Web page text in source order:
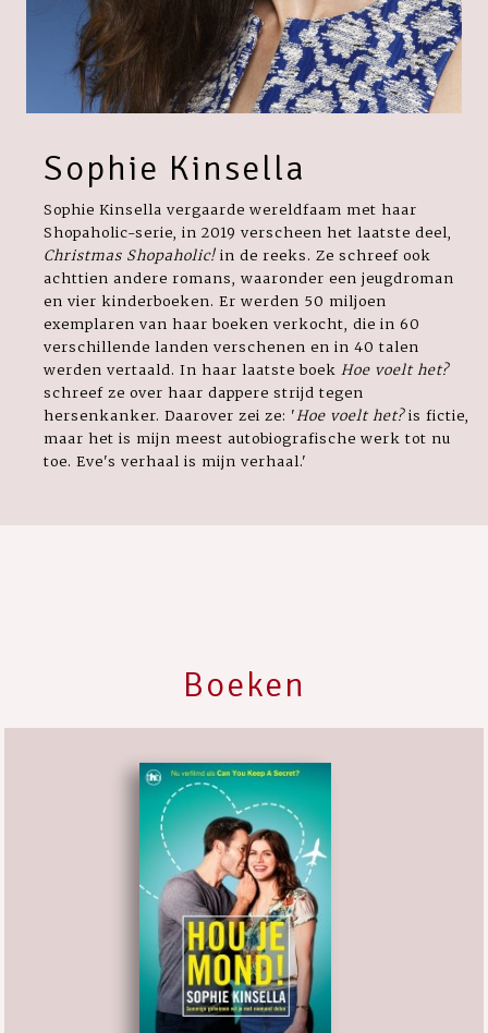
Sophie Kinsella
Sophie Kinsella vergaarde wereldfaam met haar
Shopaholic-serie, in 2019 verscheen het laatste deel,
Christmas Shopaholic! in de reeks. Ze schreef ook
achttien andere romans, waaronder een jeugdroman
en vier kinderboeken. Er werden 50 miljoen
exemplaren van haar boeken verkocht, die in 60
verschillende landen verschenen en in 40 talen
werden vertaald. In haar laatste boek Hoe voelt het?
schreef ze over haar dappere strijd tegen
hersenkanker. Daarover zei ze: ' Hoe voelt het?is fictie,
maar het is mijn meest autobiografische werk tot nu
toe. Eve's verhaal is mijn verhaal.'
Boeken